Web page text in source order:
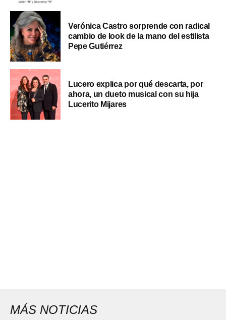
Verónica Castro sorprende con radical
cambio de look de la mano del estilista
Pepe Gutiérrez
Lucero explica por qué descarta, por
ahora, un dueto musical con su hija
Lucerito Mijares
MÁS NOTICIAS